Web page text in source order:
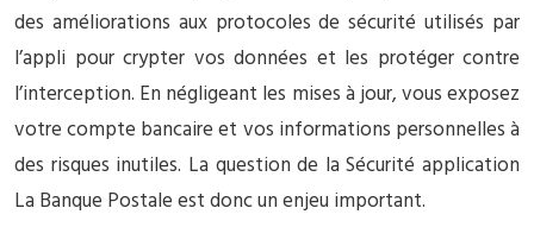
des améliorations aux protocoles de sécurité utilisés par
l’appli pour crypter vos données et les protéger contre
l’interception. En négligeant les mises à jour, vous exposez
votre compte bancaire et vos informations personnelles à
des risques inutiles. La question de la Sécurité application
La Banque Postale est donc un enjeu important.